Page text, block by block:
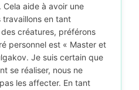
aide à avoir une
travaillons en tant
créatures, préférons
personnel est « Master et
Je suis certain que
se réaliser, nous ne
les affecter. En tant